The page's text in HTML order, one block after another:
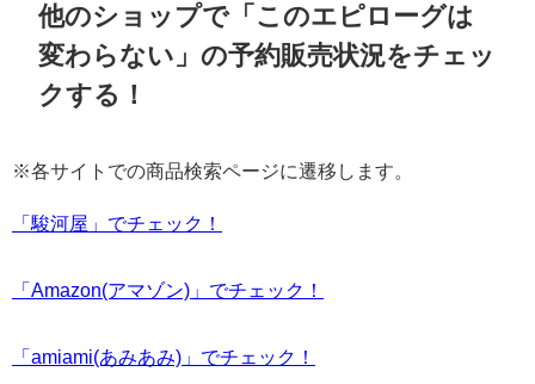
他のショップで「このエピローグは
変わらない」の予約販売状況をチェッ
クする！
※各サイトでの商品検索ページに遷移します。
「駿河屋」でチェック！
「Amazon(アマゾン)」でチェック！
「amiami(あみあみ)」でチェック！